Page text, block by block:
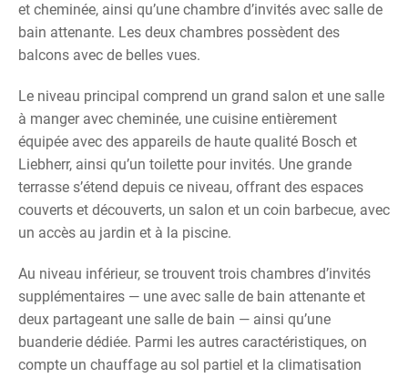
et cheminée, ainsi qu’une chambre d’invités avec salle de
bain attenante. Les deux chambres possèdent des
balcons avec de belles vues.
Le niveau principal comprend un grand salon et une salle
à manger avec cheminée, une cuisine entièrement
équipée avec des appareils de haute qualité Bosch et
Liebherr, ainsi qu’un toilette pour invités. Une grande
terrasse s’étend depuis ce niveau, offrant des espaces
couverts et découverts, un salon et un coin barbecue, avec
un accès au jardin et à la piscine.
Au niveau inférieur, se trouvent trois chambres d’invités
supplémentaires — une avec salle de bain attenante et
deux partageant une salle de bain — ainsi qu’une
buanderie dédiée. Parmi les autres caractéristiques, on
compte un chauffage au sol partiel et la climatisation